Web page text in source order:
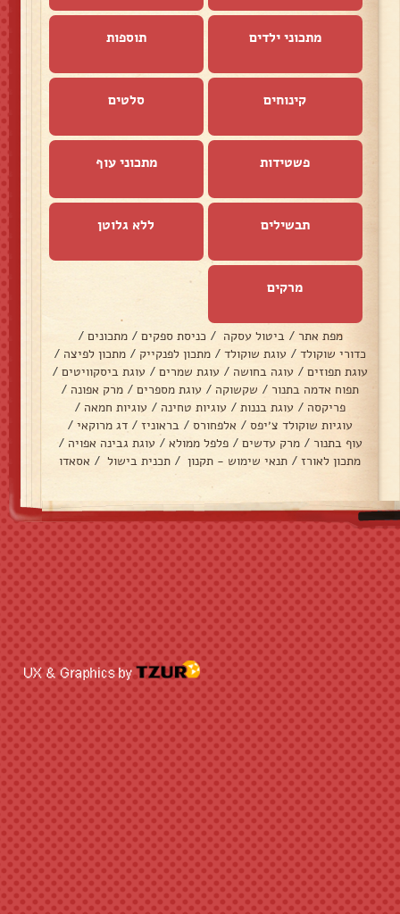
מתכוני ילדים תוספות
קינוחים סלטים
פשטידות מתכוני עוף
תבשילים ללא גלוטן
מרקים
מפת אתר / ביטול עסקה / כניסת ספקים / מתכונים /
כדורי שוקולד / עוגת שוקולד / מתכון לפנקייק / מתכון לפיצה /
עוגת תפוזים / עוגה בחושה / עוגת שמרים / עוגת ביסקוויטים /
תפוח אדמה בתנור / שקשוקה / עוגת מספרים / מרק אפונה /
פריקסה / עוגת בננות / עוגיות טחינה / עוגיות חמאה /
עוגיות שוקולד צ׳יפס / אלפחורס / בראוניז / דג מרוקאי /
עוף בתנור / מרק עדשים / פלפל ממולא / עוגת גבינה אפויה /
מתכון לאורז / תנאי שימוש - תקנון / תכנית בישול / אסאדו